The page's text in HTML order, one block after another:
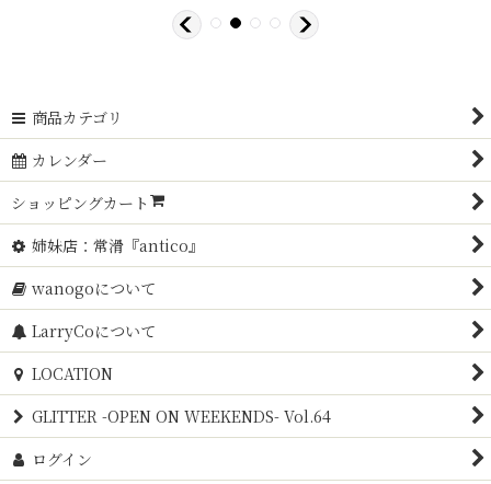
商品カテゴリ
カレンダー
ショッピングカート
姉妹店：常滑『antico』
wanogoについて
LarryCoについて
LOCATION
GLITTER -OPEN ON WEEKENDS- Vol.64
ログイン